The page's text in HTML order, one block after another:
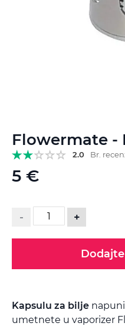
Flowermate -
2.0 Br.
5 €
- +
Kapsulu za bilje
umetnete u vaporizer
to
the
beginning
of
gallery